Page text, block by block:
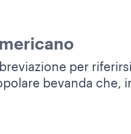
per
bevanda che,